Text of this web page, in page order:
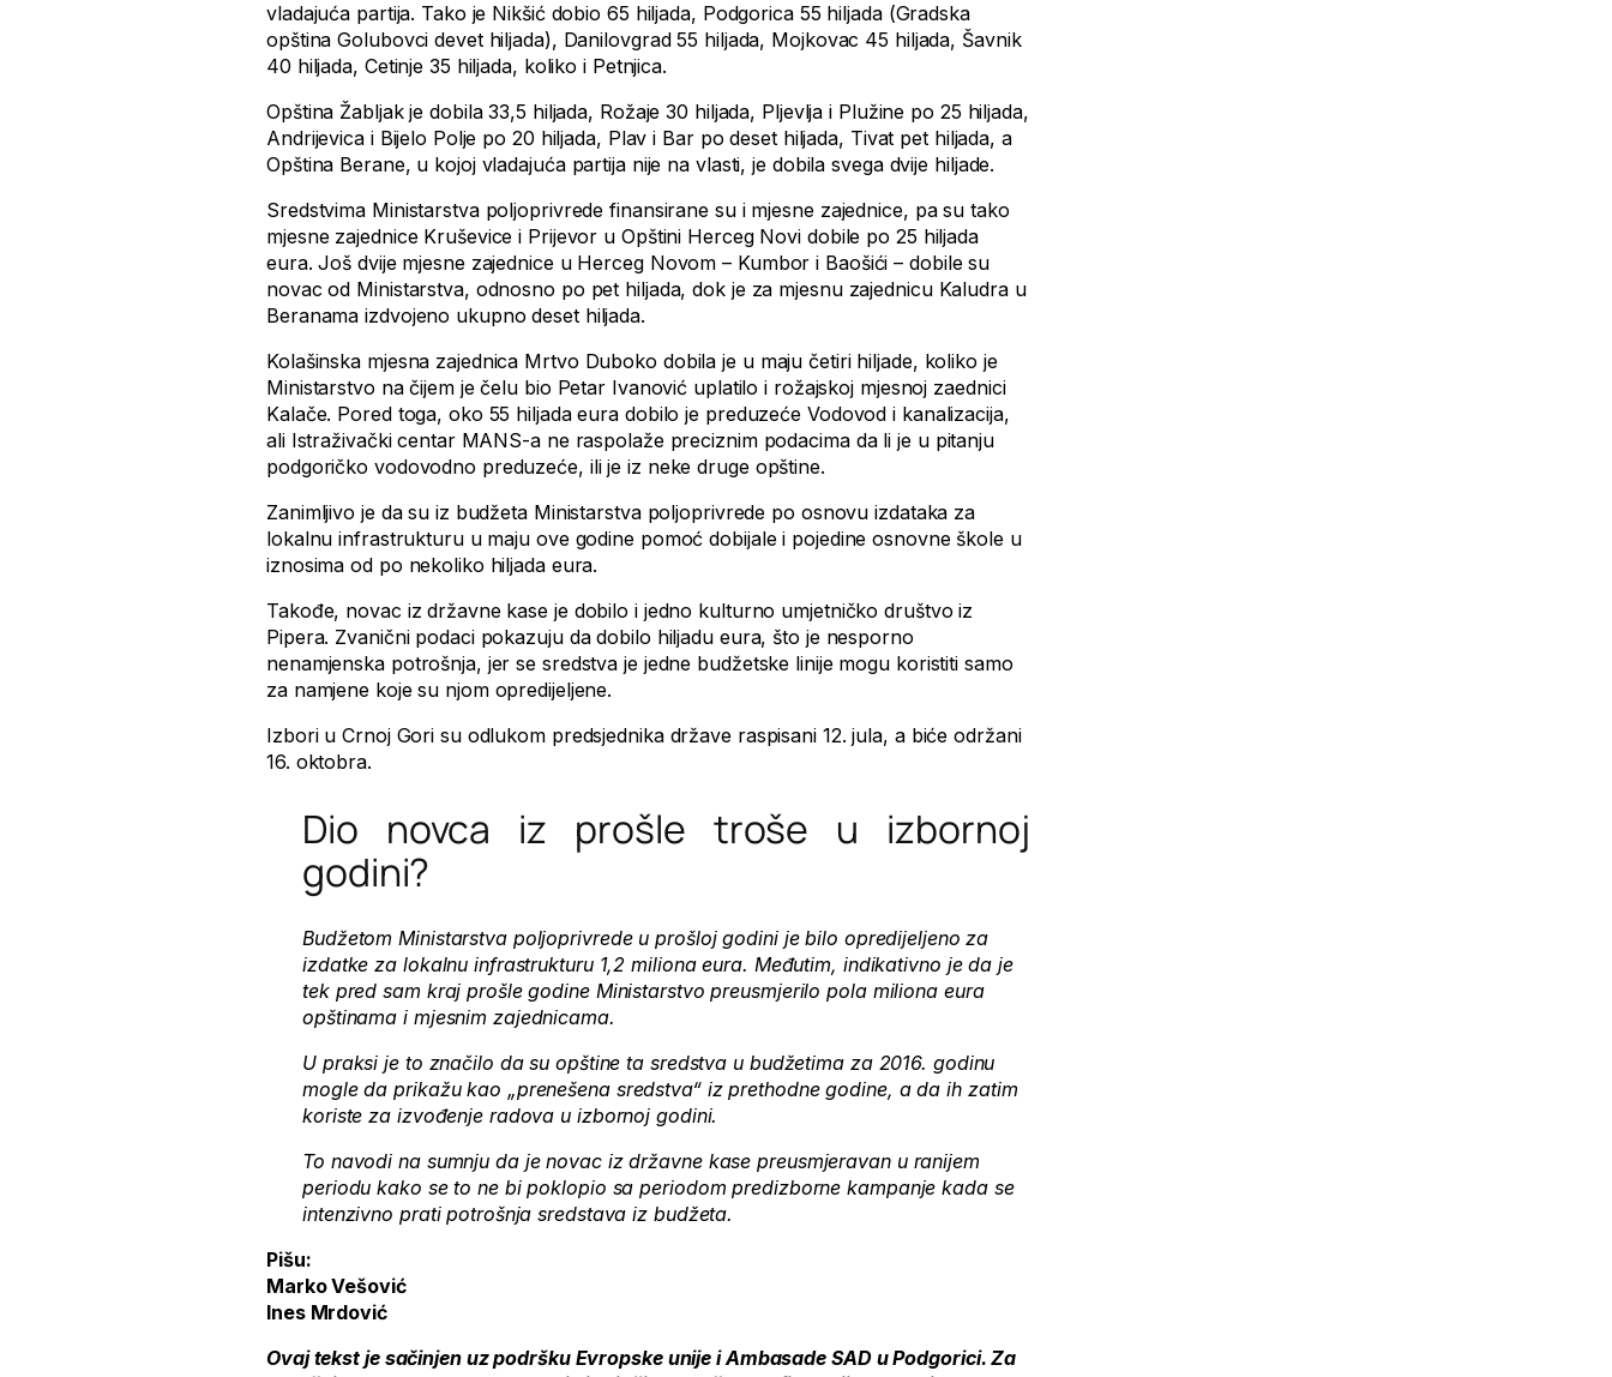
vladajuća partija. Tako je Nikšić dobio 65 hiljada, Podgorica 55 hiljada (Gradska
opština Golubovci devet hiljada), Danilovgrad 55 hiljada, Mojkovac 45 hiljada, Šavnik
40 hiljada, Cetinje 35 hiljada, koliko i Petnjica.
Opština Žabljak je dobila 33,5 hiljada, Rožaje 30 hiljada, Pljevlja i Plužine po 25 hiljada,
Andrijevica i Bijelo Polje po 20 hiljada, Plav i Bar po deset hiljada, Tivat pet hiljada, a
Opština Berane, u kojoj vladajuća partija nije na vlasti, je dobila svega dvije hiljade.
Sredstvima Ministarstva poljoprivrede finansirane su i mjesne zajednice, pa su tako
mjesne zajednice Kruševice i Prijevor u Opštini Herceg Novi dobile po 25 hiljada
eura. Još dvije mjesne zajednice u Herceg Novom – Kumbor i Baošići – dobile su
novac od Ministarstva, odnosno po pet hiljada, dok je za mjesnu zajednicu Kaludra u
Beranama izdvojeno ukupno deset hiljada.
Kolašinska mjesna zajednica Mrtvo Duboko dobila je u maju četiri hiljade, koliko je
Ministarstvo na čijem je čelu bio Petar Ivanović uplatilo i rožajskoj mjesnoj zaednici
Kalače. Pored toga, oko 55 hiljada eura dobilo je preduzeće Vodovod i kanalizacija,
ali Istraživački centar MANS-a ne raspolaže preciznim podacima da li je u pitanju
podgoričko vodovodno preduzeće, ili je iz neke druge opštine.
Zanimljivo je da su iz budžeta Ministarstva poljoprivrede po osnovu izdataka za
lokalnu infrastrukturu u maju ove godine pomoć dobijale i pojedine osnovne škole u
iznosima od po nekoliko hiljada eura.
Takođe, novac iz državne kase je dobilo i jedno kulturno umjetničko društvo iz
Pipera. Zvanični podaci pokazuju da dobilo hiljadu eura, što je nesporno
nenamjenska potrošnja, jer se sredstva je jedne budžetske linije mogu koristiti samo
za namjene koje su njom opredijeljene.
Izbori u Crnoj Gori su odlukom predsjednika države raspisani 12. jula, a biće održani
16. oktobra.
Dio novca iz prošle troše u izbornoj
godini?
Budžetom Ministarstva poljoprivrede u prošloj godini je bilo opredijeljeno za
izdatke za lokalnu infrastrukturu 1,2 miliona eura. Međutim, indikativno je da je
tek pred sam kraj prošle godine Ministarstvo preusmjerilo pola miliona eura
opštinama i mjesnim zajednicama.
U praksi je to značilo da su opštine ta sredstva u budžetima za 2016. godinu
mogle da prikažu kao „prenešena sredstva“ iz prethodne godine, a da ih zatim
koriste za izvođenje radova u izbornoj godini.
To navodi na sumnju da je novac iz državne kase preusmjeravan u ranijem
periodu kako se to ne bi poklopio sa periodom predizborne kampanje kada se
intenzivno prati potrošnja sredstava iz budžeta.
Pišu:
Marko Vešović
Ines Mrdović
Ovaj tekst je sačinjen uz podršku Evropske unije i Ambasade SAD u Podgorici. Za